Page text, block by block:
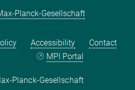
Year of Publication
Planck-Gesellschaft
Accessibility
Contact
MPI Portal
Planck-Gesellschaft